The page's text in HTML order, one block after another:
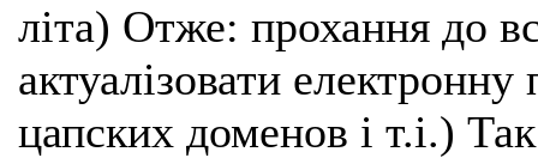
літа) Отже: прохання до
актуалізовати
цапских доменов і т.і.)